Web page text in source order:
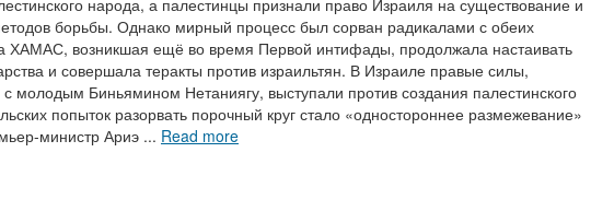
народа, а палестинцы признали право Израиля на существование и
борьбы. Однако мирный процесс был сорван радикалами с обеих
ХАМАС, возникшая ещё во время Первой интифады, продолжала настаивать
и совершала теракты против израильтян. В Израиле правые силы,
молодым Биньямином Нетаниягу, выступали против создания палестинского
попыток разорвать порочный круг стало «одностороннее размежевание»
министр Ариэ ... Read more